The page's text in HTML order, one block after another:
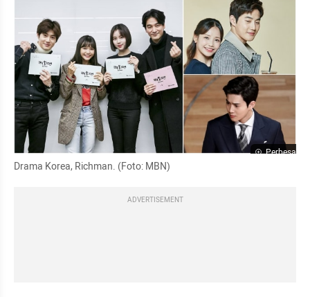
Perbesar
Drama Korea, Richman. (Foto: MBN)
ADVERTISEMENT